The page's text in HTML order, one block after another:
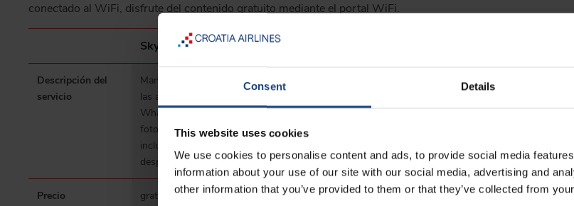
Consent Details
This website uses cookies
We use cookies to personalise content and ads, to provide social media
information about your use of our site with our social media, advertising and
other information that you’ve provided to them or that they’ve collected from
conectado al WiFi, disfrute del contenido gratuito mediante el portal WiFi.
Descripción del
servicio
Precio
Sky Chat
Mandar mensajes a través de
las aplicaciones como
WhatsApp y Messenger (
fotografías y videos no están
incluidos). Disponible 10 min
después de la activación.
tener acceso al correo electrónico
y las redes sociales (videos no
después de la activación.
Mandar mensajes,
electrónico y las redes
durante todo el vuelo.
gratuito 7,95€ 11,95€